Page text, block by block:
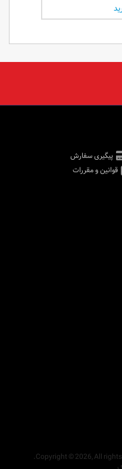
پیگیری سفارش
قوانین و مقررات
Copyright © 2026, All rights